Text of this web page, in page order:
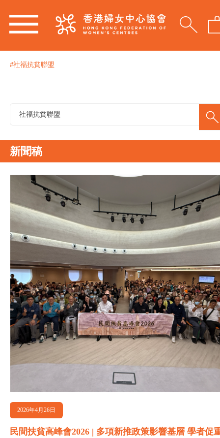
#社福抗貧聯盟
新聞稿
2026年4月26日
民間扶貧高峰會2026 | 多項新推政策影響基層 學者促